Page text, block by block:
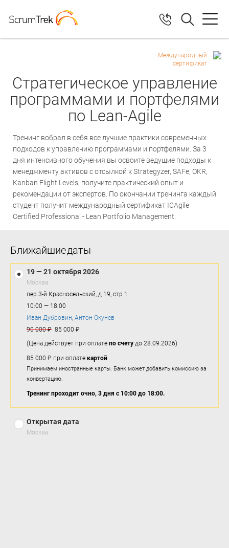
Международный
сертификат
Стратегическое управление
программами и портфелями
по Lean-Agile
Тренинг вобрал в себя все лучшие практики современных
подходов к управлению программами и портфелями. За 3
дня интенсивного обучения вы освоите ведущие подходы к
менеджменту активов с отсылкой к Strategyzer, SAFe, OKR,
Kanban Flight Levels, получите практический опыт и
рекомендации от экспертов. По окончании тренинга каждый
студент получит международный сертификат ICAgile
Certified Professional - Lean Portfolio Management.
Ближайшие даты
19 — 21 октября 2026
Москва
пер 3-й Красносельский, д 19, стр 1
10:00 — 18:00
Иван Дубровин, Антон Окунев
90 000 ₽ 85 000 ₽
(Цена действует при оплате по счету до 28.09.2026)
85 000 ₽ при оплате картой
Принимаем иностранные карты. Банк может добавить комиссию за
конвертацию.
Тренинг проходит очно, 3 дня с 10:00 до 18:00.
Открытая дата
Москва